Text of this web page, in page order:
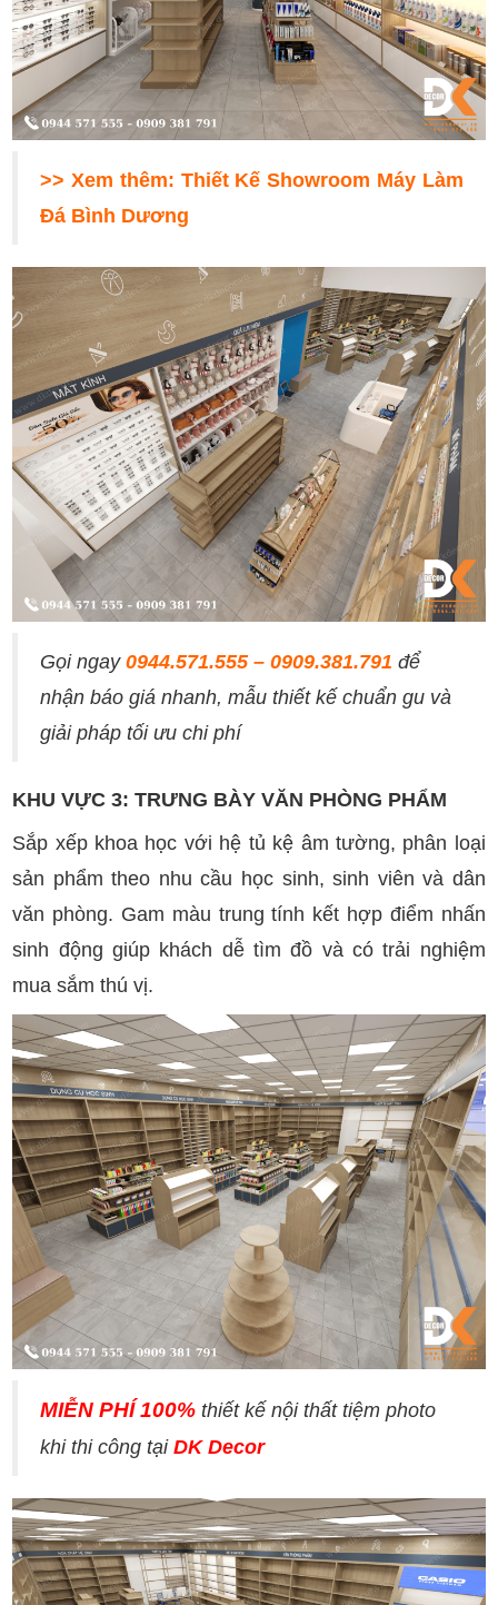
>> Xem thêm: Thiết Kế Showroom Máy Làm
Đá Bình Dương
Gọi ngay0944.571.555 – 0909.381.791 để
nhận báo giá nhanh, mẫu thiết kế chuẩn gu và
giải pháp tối ưu chi phí
KHU VỰC 3: TRƯNG BÀY VĂN PHÒNG PHẨM
Sắp xếp khoa học với hệ tủ kệ âm tường, phân loại
sản phẩm theo nhu cầu học sinh, sinh viên và dân
văn phòng. Gam màu trung tính kết hợp điểm nhấn
sinh động giúp khách dễ tìm đồ và có trải nghiệm
mua sắm thú vị.
MIỄN PHÍ 100% thiết kế nội thất tiệm photo
khi thi công tạiDK Decor